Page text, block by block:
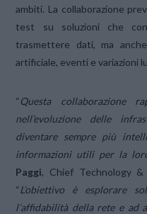
ambiti. La collaborazione
test su soluzioni che
trasmettere dati, ma
artificiale, eventi e variazioni
“ Questa collaborazione
nell’evoluzione delle
diventare sempre più
informazioni utili per la
Paggi, Chief Technology
“L’obiettivo è esplorare
l’affidabilità della rete e ad